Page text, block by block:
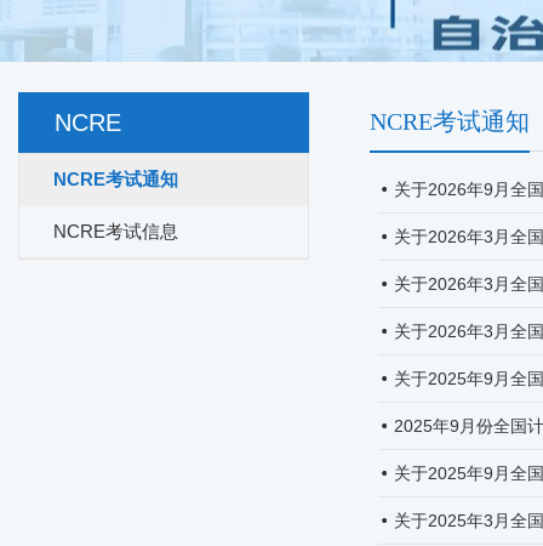
NCRE
NCRE考试通知
NCRE考试信息
NCRE考试通知
关于2026年9月全
关于2026年3月全
关于2026年3月全
关于2026年3月全
关于2025年9月全
2025年9月份全国
关于2025年9月全
关于2025年3月全